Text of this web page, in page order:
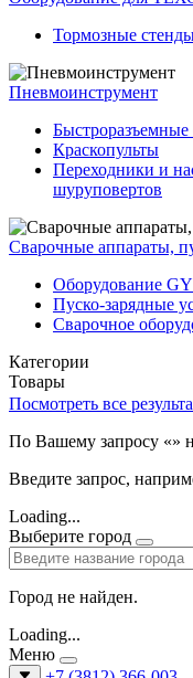
Тормозные
Пневмоинструмент
Быстроразъемные
Краскопульты
Переходники и
шуруповертов
Сварочные аппараты,
Оборудование
Пуско-зарядные
Сварочное
Категории
Товары
Посмотреть все
По Вашему запросу «»
Введите запрос,
Loading...
Выберите город
Город не найден.
Loading...
Меню